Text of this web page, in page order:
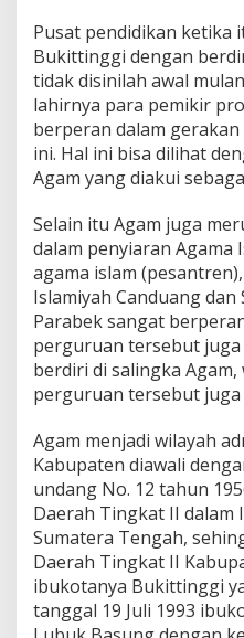
Pusat pendidikan ketika
Bukittinggi dengan
tidak disinilah awal
lahirnya para pemikir
berperan dalam
ini. Hal ini bisa dilihat
Agam yang diakui
Selain itu Agam juga
dalam penyiaran Agama
agama islam
Islamiyah Canduang
Parabek sangat
perguruan tersebut
berdiri di salingka
perguruan tersebut
Agam menjadi wilayah
Kabupaten diawali
undang No. 12 tahun
Daerah Tingkat II
Sumatera Tengah,
Daerah Tingkat II
ibukotanya Bukittinggi
tanggal 19 Juli 1993